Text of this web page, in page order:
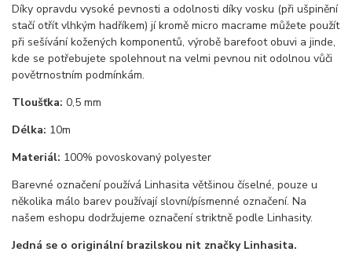
Díky opravdu vysoké pevnosti a odolnosti díky vosku (při ušpinění
stačí otřít vlhkým hadříkem) jí kromě micro macrame můžete použít
při sešívání kožených komponentů, výrobě barefoot obuvi a jinde,
kde se potřebujete spolehnout na velmi pevnou nit odolnou vůči
povětrnostním podmínkám.
Tloušťka: 0,5 mm
Délka: 10m
Materiál: 100% povoskovaný polyester
Barevné označení používá Linhasita většinou číselné, pouze u
několika málo barev používají slovní/písmenné označení. Na
našem eshopu dodržujeme označení striktně podle Linhasity.
Jedná se o originální brazilskou nit značky Linhasita.